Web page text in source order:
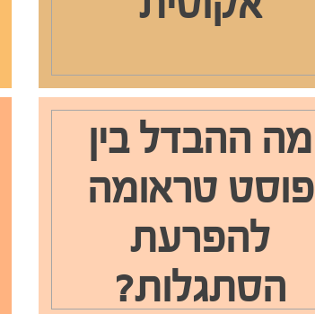
מה ההבדל בין
פוסט טראומה
להפרעת
הסתגלות?